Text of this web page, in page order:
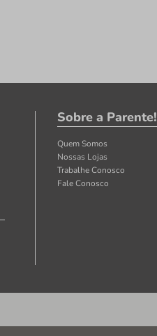
Sobre a Parente!
Quem Somos
Nossas Lojas
Trabalhe Conosco
Fale Conosco